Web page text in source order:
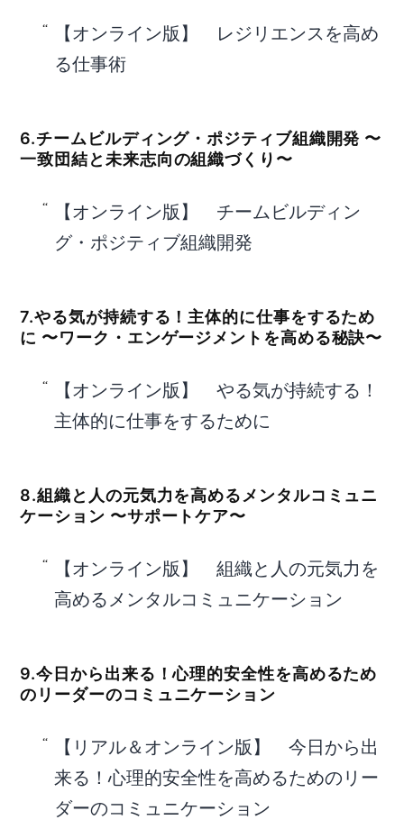
【オンライン版】 レジリエンスを高め
る仕事術
6.チームビルディング・ポジティブ組織開発 〜
一致団結と未来志向の組織づくり〜
【オンライン版】 チームビルディン
グ・ポジティブ組織開発
7.やる気が持続する！主体的に仕事をするため
に 〜ワーク・エンゲージメントを高める秘訣〜
【オンライン版】 やる気が持続する！
主体的に仕事をするために
8.組織と人の元気力を高めるメンタルコミュニ
ケーション 〜サポートケア〜
【オンライン版】 組織と人の元気力を
高めるメンタルコミュニケーション
9.今日から出来る！心理的安全性を高めるため
のリーダーのコミュニケーション
【リアル＆オンライン版】 今日から出
来る！心理的安全性を高めるためのリー
ダーのコミュニケーション